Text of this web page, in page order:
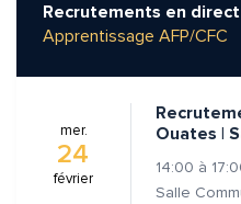
Recrutements en direct
Apprentissage AFP/CFC
mer.
24
février
Ouates |
14:00 à